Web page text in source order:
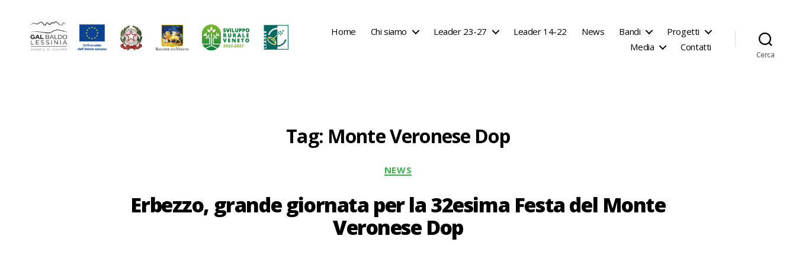
Home Chi siamo Leader 23-27 Leader 14-22 News Bandi
Progetti
Media
Contatti
Cerca
Tag: Monte Veronese Dop
Categorie
NEWS
Erbezzo, grande giornata per la 32esima Festa del Monte
Veronese Dop